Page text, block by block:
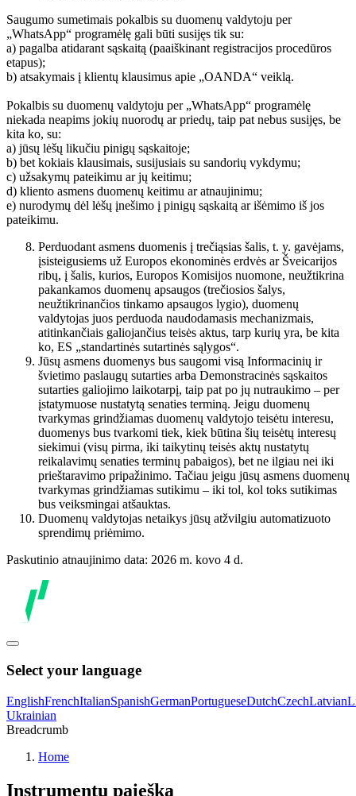
Saugumo sumetimais pokalbis su duomenų valdytoju per
„WhatsApp“ programėlę gali būti susijęs tik su:
a) pagalba atidarant sąskaitą (paaiškinant registracijos procedūros
etapus);
b) atsakymais į klientų klausimus apie „OANDA“ veiklą.
Pokalbis su duomenų valdytoju per „WhatsApp“ programėlę
niekada neapims jokių nuorodų ar priedų, taip pat nebus susijęs, be
kita ko, su:
a) jūsų lėšų likučiu pinigų sąskaitoje;
b) bet kokiais klausimais, susijusiais su sandorių vykdymu;
c) užsakymų pateikimu ar jų keitimu;
d) kliento asmens duomenų keitimu ar atnaujinimu;
e) nurodymų dėl lėšų įnešimo į pinigų sąskaitą ar išėmimo iš jos
pateikimu.
Perduodant asmens duomenis į trečiąsias šalis, t. y. gavėjams,
įsisteigusiems už Europos ekonominės erdvės ar Šveicarijos
ribų, į šalis, kurios, Europos Komisijos nuomone, neužtikrina
pakankamos duomenų apsaugos (trečiosios šalys,
neužtikrinančios tinkamo apsaugos lygio), duomenų
valdytojas juos perduoda naudodamasis mechanizmais,
atitinkančiais galiojančius teisės aktus, tarp kurių yra, be kita
ko, ES „standartinės sutartinės sąlygos“.
Jūsų asmens duomenys bus saugomi visą Informacinių ir
švietimo paslaugų sutarties arba Demonstracinės sąskaitos
sutarties galiojimo laikotarpį, taip pat po jų nutraukimo – per
įstatymuose nustatytą senaties terminą. Jeigu duomenų
tvarkymas grindžiamas duomenų valdytojo teisėtu interesu,
duomenys bus tvarkomi tiek, kiek būtina šių teisėtų interesų
siekimui (visų pirma, iki taikytinų teisės aktų nustatytų
reikalavimų senaties terminų pabaigos), bet ne ilgiau nei iki
prieštaravimo pripažinimo. Tačiau jeigu jūsų asmens duomenų
tvarkymas grindžiamas sutikimu – iki tol, kol toks sutikimas
bus veiksmingai atšauktas.
Duomenų valdytojas netaikys jūsų atžvilgiu automatizuoto
sprendimų priėmimo.
Paskutinio atnaujinimo data: 2026 m. kovo 4 d.
Select your language
EnglishFrenchItalianSpanishGermanPortugueseDutchCzechLatvian
Ukrainian
Breadcrumb
Home
Instrumentų paieška